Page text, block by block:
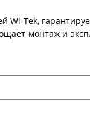
Wi-Tek,
монтаж и